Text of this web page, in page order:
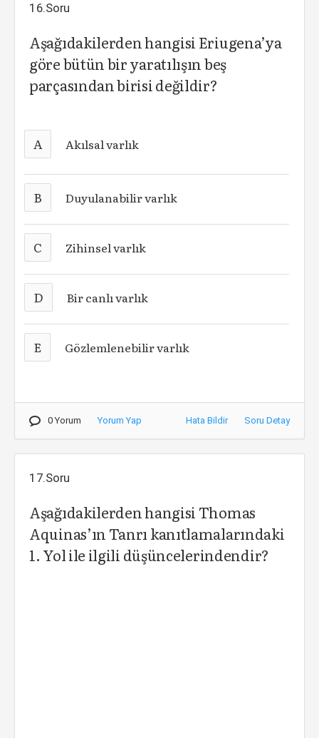
16.Soru
Aşağıdakilerden hangisi Eriugena’ya
göre bütün bir yaratılışın beş
parçasından birisi değildir?
A Akılsal varlık
B Duyulanabilir varlık
C Zihinsel varlık
D Bir canlı varlık
E Gözlemlenebilir varlık
0 Yorum Yorum Yap Hata Bildir Soru Detay
17.Soru
Aşağıdakilerden hangisi Thomas
Aquinas’ın Tanrı kanıtlamalarındaki
1. Yol ile ilgili düşüncelerindendir?